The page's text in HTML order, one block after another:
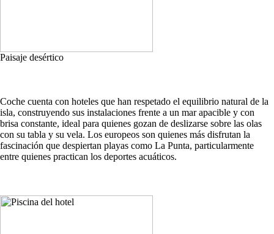
Paisaje desértico
Coche cuenta con hoteles que han respetado el equilibrio natural de la
isla, construyendo sus instalaciones frente a un mar apacible y con
brisa constante, ideal para quienes gozan de deslizarse sobre las olas
con su tabla y su vela. Los europeos son quienes más disfrutan la
fascinación que despiertan playas como La Punta, particularmente
entre quienes practican los deportes acuáticos.